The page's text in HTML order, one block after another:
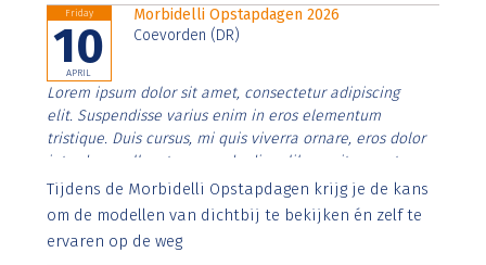
Friday
10
APRIL
Morbidelli Opstapdagen 2026
Coevorden (DR)
Lorem ipsum dolor sit amet, consectetur adipiscing
elit. Suspendisse varius enim in eros elementum
tristique. Duis cursus, mi quis viverra ornare, eros dolor
interdum nulla, ut commodo diam libero vitae erat.
Aenean faucibus nibh et justo cursus id rutrum lorem
imperdiet. Nunc ut sem vitae risus tristique posuere.
Tijdens de Morbidelli Opstapdagen krijg je de kans
om de modellen van dichtbij te bekijken én zelf te
ervaren op de weg